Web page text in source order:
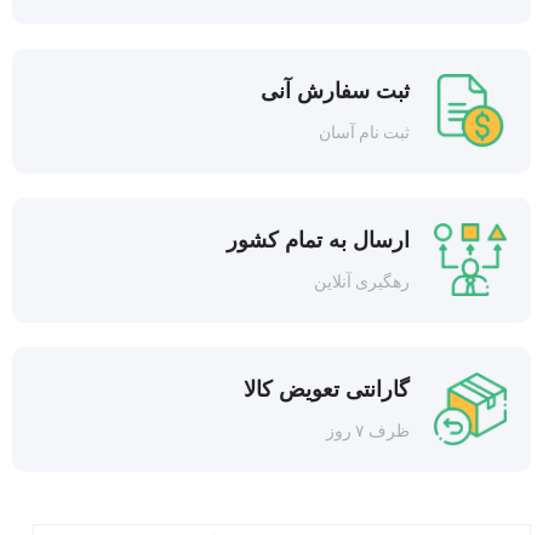
ثبت سفارش آنی
ثبت نام آسان
ارسال به تمام کشور
رهگیری آنلاین
گارانتی تعویض کالا
ظرف ۷ روز